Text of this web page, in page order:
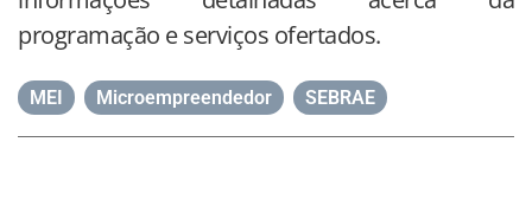
programação e serviços ofertados.
MEI Microempreendedor SEBRAE